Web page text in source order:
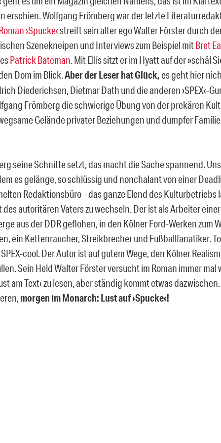
erschien. Wolfgang Frömberg war der letzte
›Spucke‹streift sein alter ego Walter Förster durch
Szenekneipen und Interviews zum Beispiel mitBret
Patrick Bateman.Mit Ellis sitzt er im Hyatt auf der »schäl
Dom im Blick.Aber der Leser hat Glück,es geht hier
Diederichsen, Dietmar Dath und die anderen ›SPEX‹-
Frömberg die schwierige Übung von der prekären
Gelände privater Beziehungen und dumpfer
seine Schnitte setzt, das macht die Sache spannend.
es gelänge, so schlüssig und nonchalant von einer
Redaktionsbüro – das ganze Elend des Kulturbetriebs
des autoritären Vaters zu wechseln. Der ist als Arbeiter
aus der DDR geflohen, in den Kölner Ford-Werken zum
ein Kettenraucher, Streikbrecher und Fußballfanatiker.
cool. Der Autor ist auf gutem Wege, den Kölner
Sein Held Walter Förster versucht im Roman immer mal
am Text‹ zu lesen, aber ständig kommt etwas
morgen im Monarch: Lust auf ›Spucke‹!